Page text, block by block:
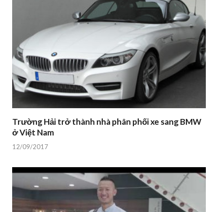
Trường Hải trở thành nhà phân phối xe sang BMW
ở Việt Nam
12/09/2017